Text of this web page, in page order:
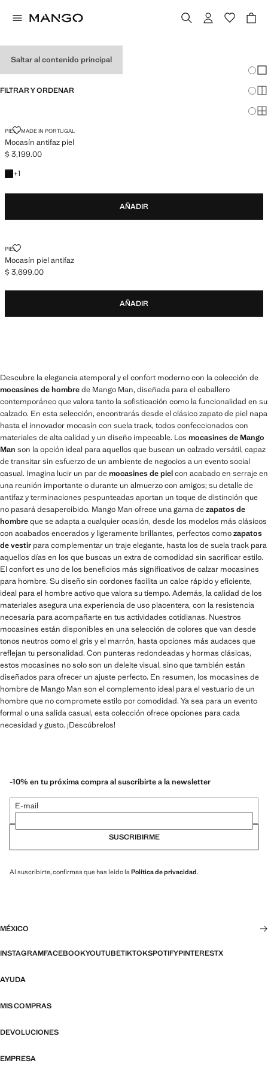
Saltar al contenido principal
FILTRAR Y ORDENAR
PIEL - MADE IN PORTUGAL
Mocasín antifaz piel
MOCASÍN ANTIFAZ PIEL
Precio actual [$ 3,199.00 ]
$ 3,199.00
+1
+1 color
AÑADIR
PIEL
Mocasín piel antifaz
MOCASÍN PIEL ANTIFAZ
Precio actual [$ 3,699.00 ]
$ 3,699.00
AÑADIR
Descubre la elegancia atemporal y el confort moderno con la colección de
mocasines de hombrede Mango Man, diseñada para el caballero
contemporáneo que valora tanto la sofisticación como la funcionalidad en su
calzado. En esta selección, encontrarás desde el clásico zapato de piel napa
hasta el innovador mocasín con suela track, todos confeccionados con
materiales de alta calidad y un diseño impecable. Los mocasines de Mango
Man son la opción ideal para aquellos que buscan un calzado versátil, capaz
de transitar sin esfuerzo de un ambiente de negocios a un evento social
casual. Imagina lucir un par democasines de pielcon acabado en serraje en
una reunión importante o durante un almuerzo con amigos; su detalle de
antifaz y terminaciones pespunteadas aportan un toque de distinción que
no pasará desapercibido. Mango Man ofrece una gama dezapatos de
hombreque se adapta a cualquier ocasión, desde los modelos más clásicos
con acabados encerados y ligeramente brillantes, perfectos comozapatos
de vestir para complementar un traje elegante, hasta los de suela track para
aquellos días en los que buscas un extra de comodidad sin sacrificar estilo.
El confort es uno de los beneficios más significativos de calzar mocasines
para hombre. Su diseño sin cordones facilita un calce rápido y eficiente,
ideal para el hombre activo que valora su tiempo. Además, la calidad de los
materiales asegura una experiencia de uso placentera, con la resistencia
necesaria para acompañarte en tus actividades cotidianas. Nuestros
mocasines están disponibles en una selección de colores que van desde
tonos neutros como el gris y el marrón, hasta opciones más audaces que
reflejan tu personalidad. Con punteras redondeadas y hormas clásicas,
estos mocasines no solo son un deleite visual, sino que también están
diseñados para ofrecer un ajuste perfecto. En resumen, los mocasines de
hombre de Mango Man son el complemento ideal para el vestuario de un
hombre que no compromete estilo por comodidad. Ya sea para un evento
formal o una salida casual, esta colección ofrece opciones para cada
necesidad y gusto. ¡Descúbrelos!
-10% en tu próxima compra al suscribirte a la newsletter
E-mail
SUSCRIBIRME
Al suscribirte, confirmas que has leído la Política de privacidad.
MÉXICO
INSTAGRAMFACEBOOKYOUTUBETIKTOKSPOTIFYPINTERESTX
AYUDA
MIS COMPRAS
DEVOLUCIONES
EMPRESA